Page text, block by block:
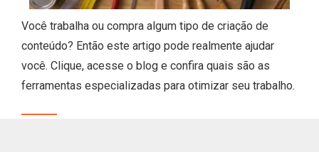
Você trabalha ou compra algum tipo de criação de
conteúdo? Então este artigo pode realmente ajudar
você. Clique, acesse o blog e confira quais são as
ferramentas especializadas para otimizar seu trabalho.